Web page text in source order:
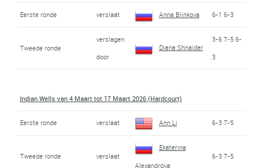
Eerste ronde verslaat Anna Blinkova 6-1 6-3
Tweede ronde
verslagen
door
Diana Shnaider
3-6 7-5 6-
3
Indian Wells van 4 Maart tot 17 Maart 2026 (Hardcourt)
Eerste ronde verslaat Ann Li 6-3 7-5
Tweede ronde verslaat
Ekaterina
Alexandrova
6-3 7-5